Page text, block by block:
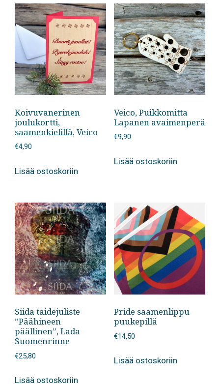
Koivuvanerinen
joulukortti,
saamenkielillä, Veico
€4,90
Lisää ostoskoriin
Veico, Puikkomitta
Lapanen avaimenperä
€9,90
Lisää ostoskoriin
Siida taidejuliste
”Päähineen
päällinen”, Lada
Suomenrinne
€25,80
Lisää ostoskoriin
Pride saamenlippu
puukepillä
€14,50
Lisää ostoskoriin